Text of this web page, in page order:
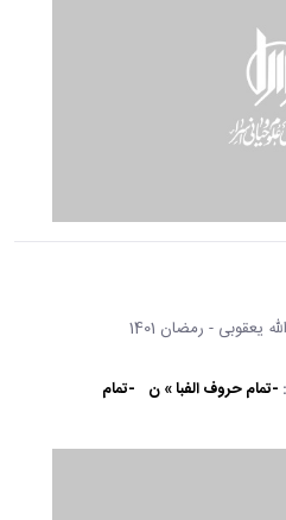
یعقوبی - رمضان 1401
-تمام حروف الفبا » ن -تمام